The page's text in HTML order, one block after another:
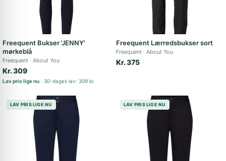
Freequent Bukser 'JENNY'
mørkeblå
Freequent About You
Kr. 309
Lav pris lige nu 30-dages lav: 309 kr.
Freequent Lærredsbukser sort
Freequent About You
Kr. 375
LAV PRIS LIGE NU LAV PRIS LIGE NU